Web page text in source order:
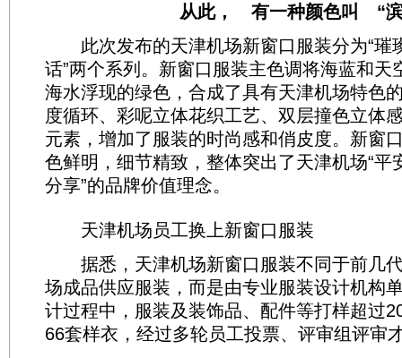
从此， 有一种颜色叫 “滨
此次发布的天津机场新窗口服装分为“璀
话”两个系列。新窗口服装主色调将海蓝和天
海水浮现的绿色，合成了具有天津机场特色
度循环、彩呢立体花织工艺、双层撞色立体
元素，增加了服装的时尚感和俏皮度。新窗
色鲜明，细节精致，整体突出了天津机场“平
分享”的品牌价值理念。
天津机场员工换上新窗口服装
据悉，天津机场新窗口服装不同于前几
场成品供应服装，而是由专业服装设计机构
计过程中，服装及装饰品、配件等打样超过
66套样衣，经过多轮员工投票、评审组评审